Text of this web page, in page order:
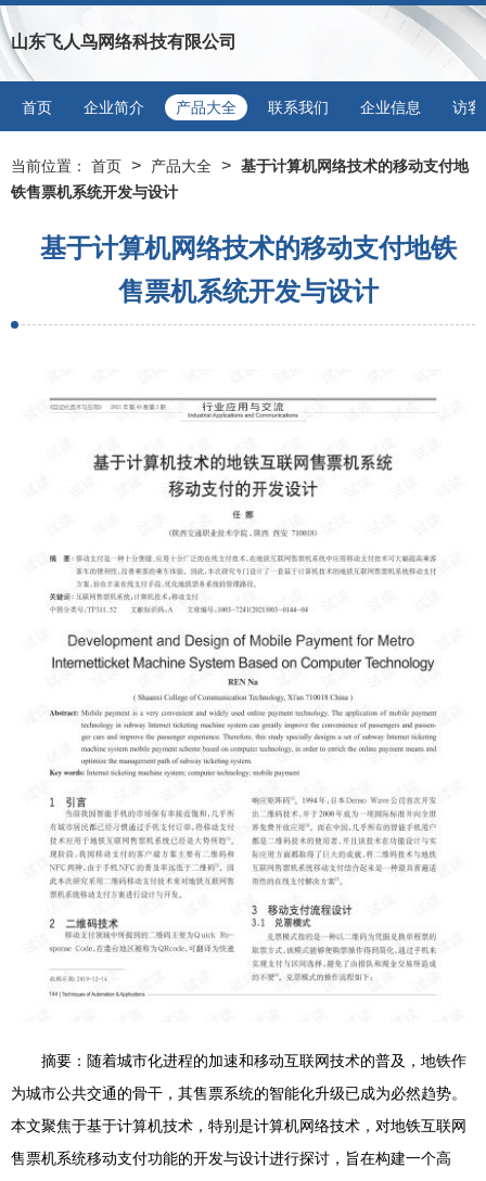
山东飞人鸟网络科技有限公司
首页 企业简介 产品大全 联系我们 企业信息 访客
当前位置： 首页 > 产品大全 > 基于计算机网络技术的移动支付地
铁售票机系统开发与设计
基于计算机网络技术的移动支付地铁
售票机系统开发与设计
摘要：随着城市化进程的加速和移动互联网技术的普及，地铁作
为城市公共交通的骨干，其售票系统的智能化升级已成为必然趋势。
本文聚焦于基于计算机技术，特别是计算机网络技术，对地铁互联网
售票机系统移动支付功能的开发与设计进行探讨，旨在构建一个高